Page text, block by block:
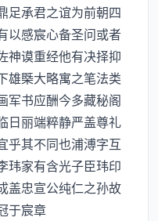
足承君之谊为前朝四
以感宸心备圣问或者
神谟重经他有决择抑
雄槩大略寓之笔法类
军书应酬今多藏秘阁
日丽端粹静严盖尊礼
乎其不同也浦溥字互
玮家有含光子臣玮印
盖忠宣公纯仁之孙故
于宸章